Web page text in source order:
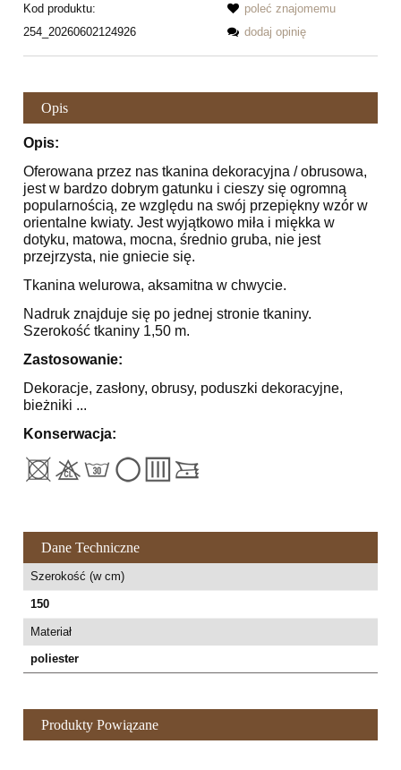
Kod produktu:
254_20260602124926
poleć znajomemu
dodaj opinię
Opis
Opis:
Oferowana przez nas tkanina dekoracyjna / obrusowa,
jest w bardzo dobrym gatunku i cieszy się ogromną
popularnością, ze względu na swój przepiękny wzór w
orientalne kwiaty. Jest wyjątkowo miła i miękka w
dotyku, matowa, mocna, średnio gruba, nie jest
przejrzysta, nie gniecie się.
Tkanina welurowa, aksamitna w chwycie.
Nadruk znajduje się po jednej stronie tkaniny.
Szerokość tkaniny 1,50 m.
Zastosowanie:
Dekoracje, zasłony, obrusy, poduszki dekoracyjne,
bieżniki ...
Konserwacja:
Dane Techniczne
Szerokość (w cm)
150
Materiał
poliester
Produkty Powiązane